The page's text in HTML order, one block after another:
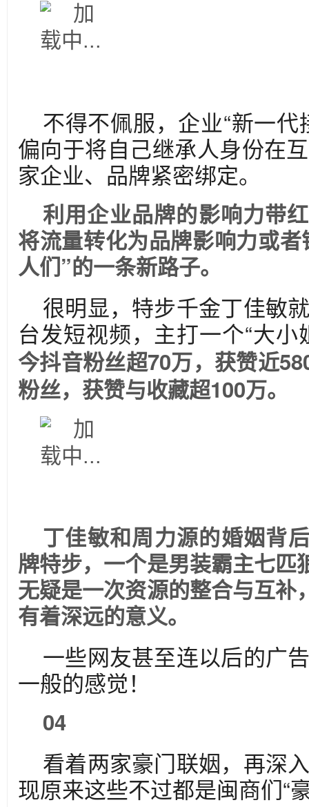
不得不佩服，企业“新一
偏向于将自己继承人身份在
家企业、品牌紧密绑定。
利用企业品牌的影响力带
将流量转化为品牌影响力或
人们”的一条新路子。
很明显，特步千金丁佳敏
台发短视频，主打一个“大
今抖音粉丝超70万，获赞近
粉丝，获赞与收藏超100万。
丁佳敏和周力源的婚姻背
牌特步，一个是男装霸主七匹
无疑是一次资源的整合与互补
有着深远的意义。
一些网友甚至连以后的广
一般的感觉！
04
看着两家豪门联姻，再深
现原来这些不过都是闽商们“